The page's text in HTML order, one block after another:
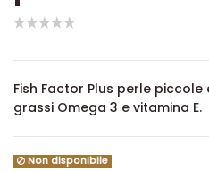
Fish Factor Plus perle
grassi Omega 3 e vitamina E.
Non disponibile